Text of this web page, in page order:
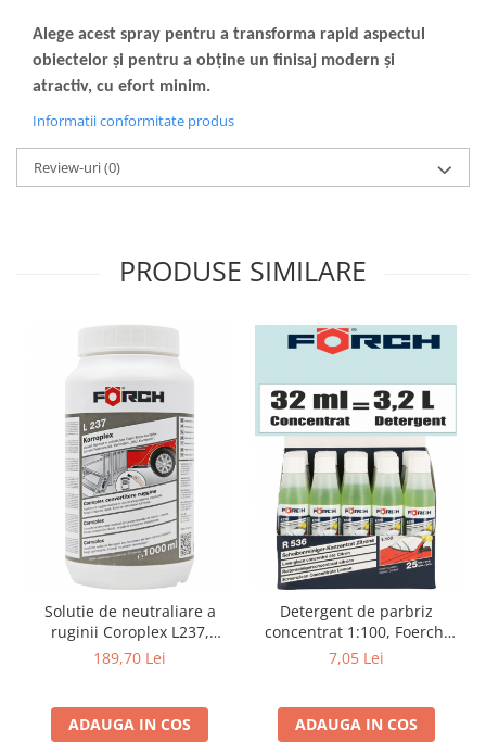
Alege acest spray pentru a transforma rapid aspectul
obiectelor și pentru a obține un finisaj modern și
atractiv, cu efort minim.
Informatii conformitate produs
Review-uri(0)
PRODUSE SIMILARE
Solutie de neutraliare a
ruginii Coroplex L237,
1000ml, convertor rugina,
189,70 Lei
ADAUGA IN COS
Detergent de parbriz
concentrat 1:100, Foerch,
32ml, R536, vara
7,05 Lei
ADAUGA IN COS